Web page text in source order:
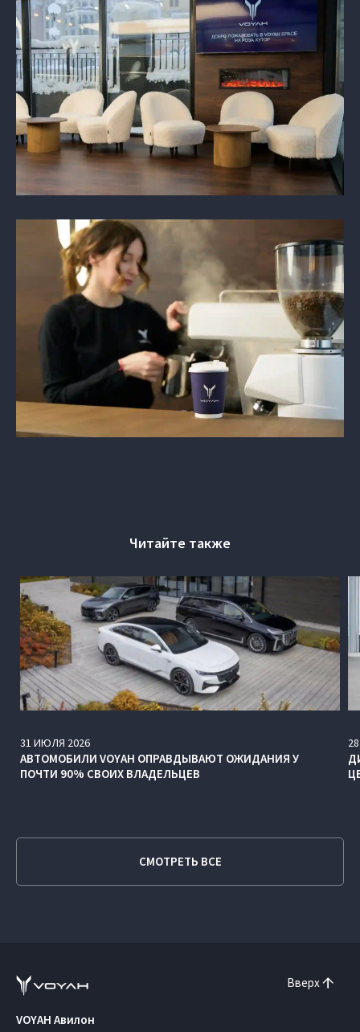
Читайте также
31 ИЮЛЯ 2026
АВТОМОБИЛИ VOYAH ОПРАВДЫВАЮТ ОЖИДАНИЯ У
ПОЧТИ 90% СВОИХ ВЛАДЕЛЬЦЕВ
28
СМОТРЕТЬ ВСЕ
Вверх
VOYAH Авилон